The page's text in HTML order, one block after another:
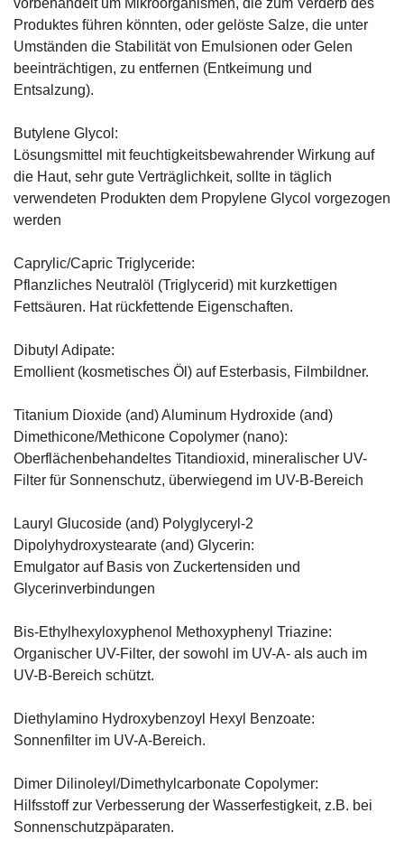
vorbehandelt um Mikroorganismen, die zum Verderb des
Produktes führen könnten, oder gelöste Salze, die unter
Umständen die Stabilität von Emulsionen oder Gelen
beeinträchtigen, zu entfernen (Entkeimung und
Entsalzung).
Butylene Glycol:
Lösungsmittel mit feuchtigkeitsbewahrender Wirkung auf
die Haut, sehr gute Verträglichkeit, sollte in täglich
verwendeten Produkten dem Propylene Glycol vorgezogen
werden
Caprylic/Capric Triglyceride:
Pflanzliches Neutralöl (Triglycerid) mit kurzkettigen
Fettsäuren. Hat rückfettende Eigenschaften.
Dibutyl Adipate:
Emollient (kosmetisches Öl) auf Esterbasis, Filmbildner.
Titanium Dioxide (and) Aluminum Hydroxide (and)
Dimethicone/Methicone Copolymer (nano):
Oberflächenbehandeltes Titandioxid, mineralischer UV-
Filter für Sonnenschutz, überwiegend im UV-B-Bereich
Lauryl Glucoside (and) Polyglyceryl-2
Dipolyhydroxystearate (and) Glycerin:
Emulgator auf Basis von Zuckertensiden und
Glycerinverbindungen
Bis-Ethylhexyloxyphenol Methoxyphenyl Triazine:
Organischer UV-Filter, der sowohl im UV-A- als auch im
UV-B-Bereich schützt.
Diethylamino Hydroxybenzoyl Hexyl Benzoate:
Sonnenfilter im UV-A-Bereich.
Dimer Dilinoleyl/Dimethylcarbonate Copolymer:
Hilfsstoff zur Verbesserung der Wasserfestigkeit, z.B. bei
Sonnenschutzpäparaten.